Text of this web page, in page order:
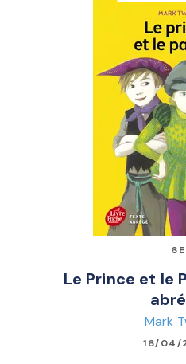
6E
Le Prince et le
Mark
16/04/